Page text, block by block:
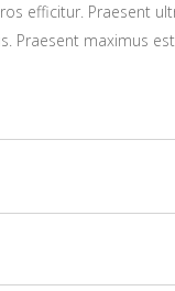
efficitur. Praesent
Praesent maximus